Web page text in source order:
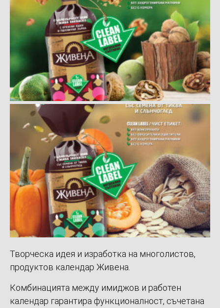
Творческа идея и изработка на многолистов,
продуктов календар Живена.
Комбинацията между имиджов и работен
календар гарантира функционалност, съчетана